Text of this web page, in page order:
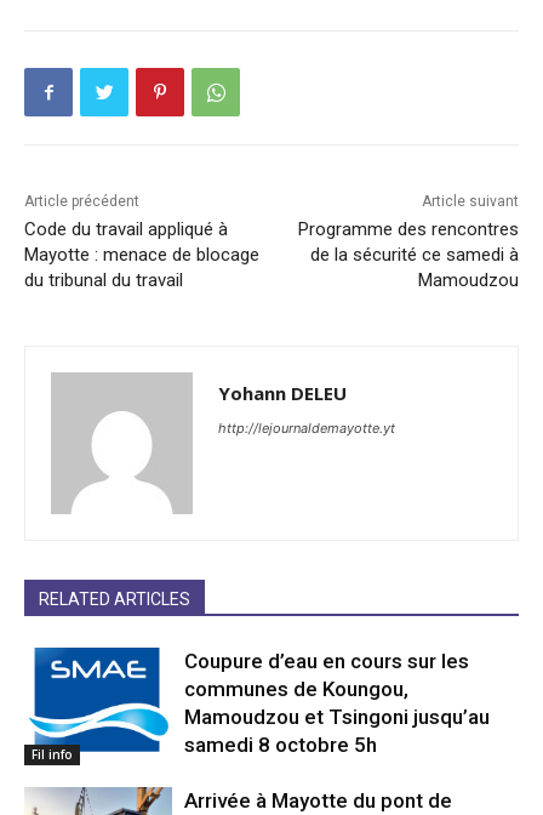
Article précédent
Code du travail appliqué à
Mayotte : menace de blocage
du tribunal du travail
Article suivant
Programme des rencontres
de la sécurité ce samedi à
Mamoudzou
Yohann DELEU
http://lejournaldemayotte.yt
RELATED ARTICLES
Fil info
Coupure d’eau en cours sur les
communes de Koungou,
Mamoudzou et Tsingoni jusqu’au
samedi 8 octobre 5h
Arrivée à Mayotte du pont de